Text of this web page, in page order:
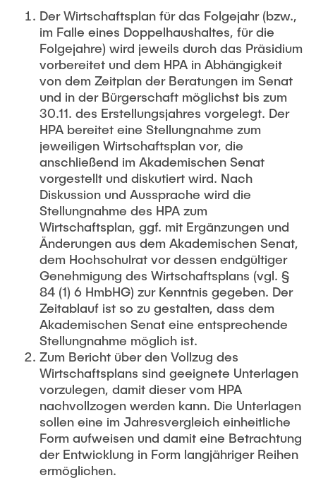
Der Wirtschaftsplan für das Folgejahr (bzw.,
im Falle eines Doppelhaushaltes, für die
Folgejahre) wird jeweils durch das Präsidium
vorbereitet und dem HPA in Abhängigkeit
von dem Zeitplan der Beratungen im Senat
und in der Bürgerschaft möglichst bis zum
30.11. des Erstellungsjahres vorgelegt. Der
HPA bereitet eine Stellungnahme zum
jeweiligen Wirtschaftsplan vor, die
anschließend im Akademischen Senat
vorgestellt und diskutiert wird. Nach
Diskussion und Aussprache wird die
Stellungnahme des HPA zum
Wirtschaftsplan, ggf. mit Ergänzungen und
Änderungen aus dem Akademischen Senat,
dem Hochschulrat vor dessen endgültiger
Genehmigung des Wirtschaftsplans (vgl. §
84 (1) 6 HmbHG) zur Kenntnis gegeben. Der
Zeitablauf ist so zu gestalten, dass dem
Akademischen Senat eine entsprechende
Stellungnahme möglich ist.
Zum Bericht über den Vollzug des
Wirtschaftsplans sind geeignete Unterlagen
vorzulegen, damit dieser vom HPA
nachvollzogen werden kann. Die Unterlagen
sollen eine im Jahresvergleich einheitliche
Form aufweisen und damit eine Betrachtung
der Entwicklung in Form langjähriger Reihen
ermöglichen.